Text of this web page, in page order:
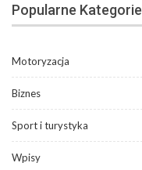
Popularne Kategorie
Motoryzacja
Biznes
Sport i turystyka
Wpisy